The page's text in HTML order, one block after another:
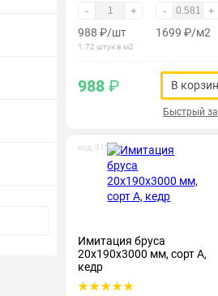
- +
988 ₽/шт
1.72 штук в м2
- +
1699 ₽/м2
988 ₽ В
Быстрый
код: 315009
Имитация бруса
20х190х3000 мм, сорт А,
кедр